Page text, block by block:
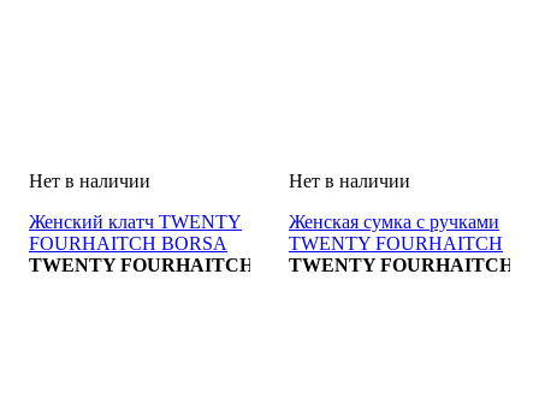
Женский клатч TWENTY
FOURHAITCH BORSA
TWENTY FOURHAITCH
Женская сумка с ручками
TWENTY FOURHAITCH
BORSA
TWENTY FOURHAITCH